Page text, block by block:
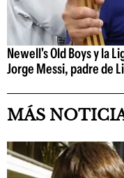
Newell's Old Boys y la
Jorge Messi, padre de
MÁS